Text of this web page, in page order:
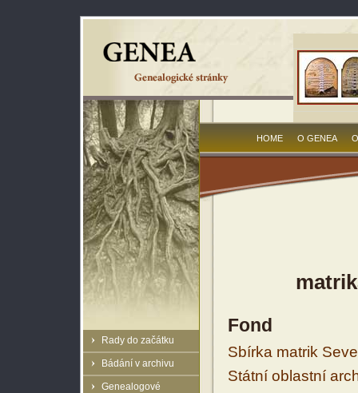
Rady do začátku
Bádání v archivu
Genealogové
HOME O GENEA
Fond
Sbírka matrik
Státní oblastní